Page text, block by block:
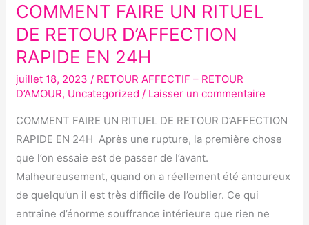
COMMENT FAIRE UN RITUEL
DE RETOUR D’AFFECTION
RAPIDE EN 24H
juillet 18, 2023/ RETOUR AFFECTIF – RETOUR
D’AMOUR, Uncategorized / Laisser un commentaire
COMMENT FAIRE UN RITUEL DE RETOUR D’AFFECTION
RAPIDE EN 24H Après une rupture, la première chose
que l’on essaie est de passer de l’avant.
Malheureusement, quand on a réellement été amoureux
de quelqu’un il est très difficile de l’oublier. Ce qui
entraîne d’énorme souffrance intérieure que rien ne
COMMENT
FAIRE
RITUEL
DE
RETOUR
D’AFFECTION
RAPIDE
EN
24H